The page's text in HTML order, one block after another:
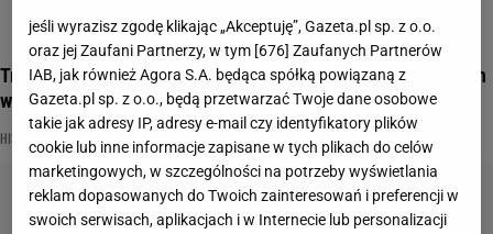
Trudny quiz wiedzy. Najsłynniejsze Polki w historii. Ile o nich
wiesz?
HISTORIA KOBIETA KOBIETY
jeśli wyrazisz zgodę klikając „Akceptuję”, Gazeta.pl sp. z o.o.
oraz jej Zaufani Partnerzy, w tym [ 676 ] Zaufanych Partnerów
IAB, jak również Agora S.A. będąca spółką powiązaną z
Gazeta.pl sp. z o.o., będą przetwarzać Twoje dane osobowe
takie jak adresy IP, adresy e-mail czy identyfikatory plików
cookie lub inne informacje zapisane w tych plikach do celów
marketingowych, w szczególności na potrzeby wyświetlania
reklam dopasowanych do Twoich zainteresowań i preferencji w
swoich serwisach, aplikacjach i w Internecie lub personalizacji